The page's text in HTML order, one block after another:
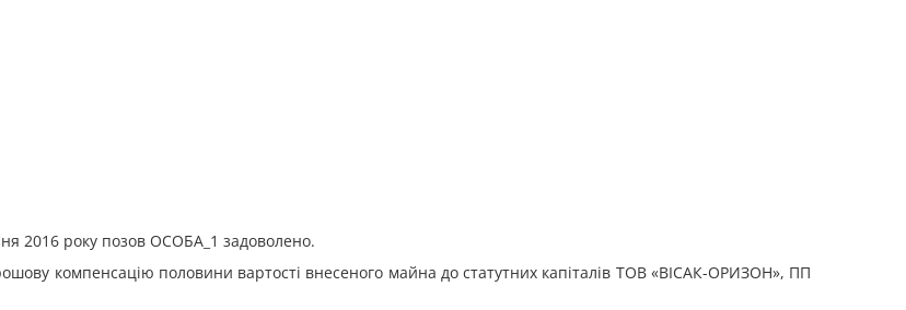
2016 року позов ОСОБА_1 задоволено.
компенсацію половини вартості внесеного майна до статутних капіталів ТОВ «ВІСАК-ОРИЗОН», ПП